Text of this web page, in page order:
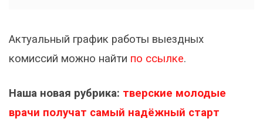
Актуальный график работы выездных
комиссий можно найти по ссылке.
Наша новая рубрика: тверские молодые
врачи получат самый надёжный старт